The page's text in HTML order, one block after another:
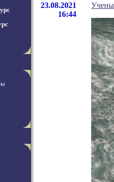
23.08.2021
16:44